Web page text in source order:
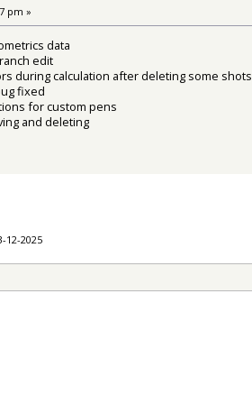
pm »
data
edit
during calculation after deleting some shots
fixed
for custom pens
and deleting
12-2025